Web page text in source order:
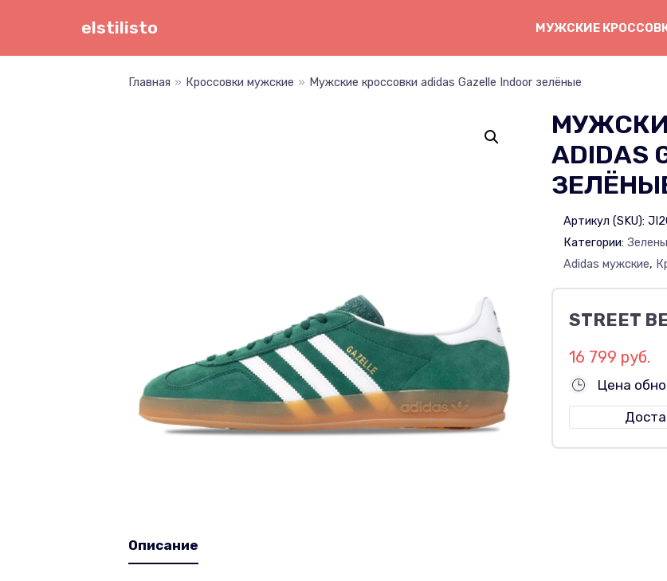
elstilisto МУЖСКИЕ
Главная » Кроссовки мужские » Мужские кроссовки adidas Gazelle Indoor зелёные
ADIDAS
Артикул (SKU):
Категории:
Adidas мужские,
STREET
16 799 руб.
Цена
Описание